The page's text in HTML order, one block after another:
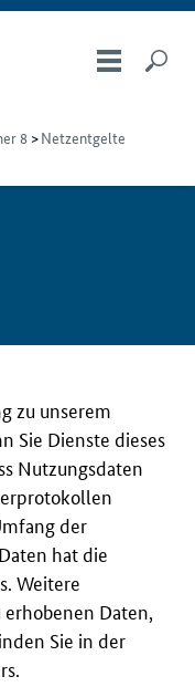
8
Netzentgelte
zu unserem
Sie Dienste dieses
Nutzungsdaten
der
hat die
Weitere
Daten,
Sie in der